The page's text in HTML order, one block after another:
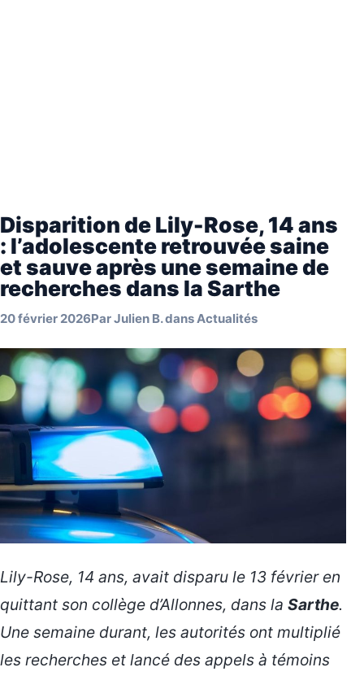
Disparition de Lily-Rose, 14 ans
: l’adolescente retrouvée saine
et sauve après une semaine de
recherches dans la Sarthe
20 février 2026ParJulien B.dansActualités
Lily-Rose, 14 ans, avait disparu le 13 février en
quittant son collège d’Allonnes, dans la Sarthe.
Une semaine durant, les autorités ont multiplié
les recherches et lancé des appels à témoins